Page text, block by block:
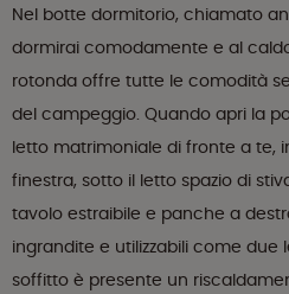
Nel botte dormitorio, chiamato
dormirai comodamente e al
rotonda offre tutte le comodità
del campeggio. Quando apri la
letto matrimoniale di fronte a te,
finestra, sotto il letto spazio di
tavolo estraibile e panche a
ingrandite e utilizzabili come due
soffitto è presente un